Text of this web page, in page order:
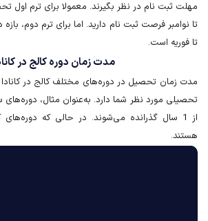
مهلت ثبت نام در نظر بگیرند. معمولا برای ترم اول
تا نوامبر فرصت ثبت نام دارید. اما برای ترم دوم، بازه
تا فوریه است.
مدت زمان دوره کالج در
مدت زمان تحصیل در دوره‌های مختلف کالج در
تحصیلی مورد نظر شما دارد. به‌عنوان مثال،
هستند.